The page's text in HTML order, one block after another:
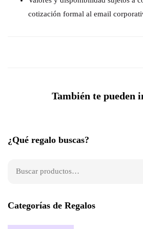
cotización formal al email
También te pueden
¿Qué regalo buscas?
Categorías de Regalos